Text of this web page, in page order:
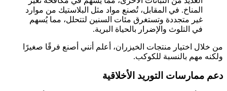
المناخ. في المقابل، تُصنع مواد مثل البلاستيك من موارد
غير متجددة وتستغرق مئات السنين لتتحلل، مما يُسهم
في التلوث والإضرار بالحياة البرية.
من خلال اختيار منتجات الخيزران، أعلم أنني أصنع فرقًا صغيرًا
ولكنه مهم بالنسبة للكوكب.
دعم ممارسات التوريد الأخلاقية